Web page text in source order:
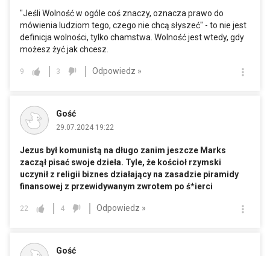
"Jeśli Wolność w ogóle coś znaczy, oznacza prawo do
mówienia ludziom tego, czego nie chcą słyszeć" - to nie jest
definicja wolności, tylko chamstwa. Wolność jest wtedy, gdy
możesz żyć jak chcesz.
9 3 Odpowiedz »
Gość
29.07.2024 19:22
Jezus był komunistą na długo zanim jeszcze Marks
zaczął pisać swoje dzieła. Tyle, że kościoł rzymski
uczynił z religii biznes działający na zasadzie piramidy
finansowej z przewidywanym zwrotem po ś*ierci
22 4 Odpowiedz »
Gość